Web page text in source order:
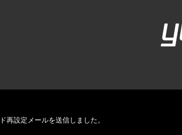
再設定メールを送信しました。